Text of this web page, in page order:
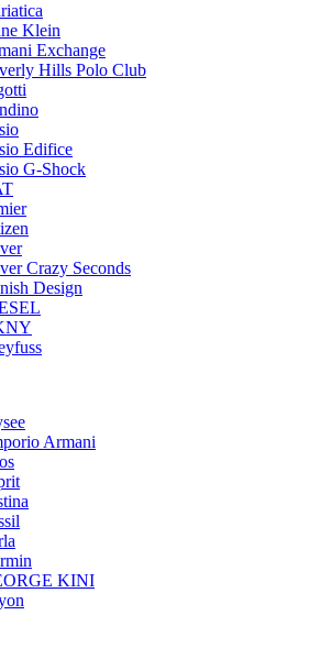
Klein
Exchange
Hills Polo Club
Edifice
G-Shock
Crazy Seconds
Design
Armani
KINI